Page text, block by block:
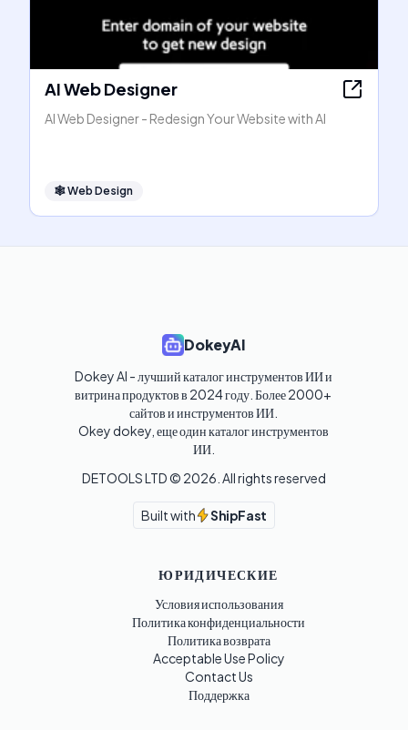
AI Web Designer
AI Web Designer - Redesign Your Website with AI
🕸Web Design
DokeyAI
Dokey AI - лучший каталог инструментов ИИ и
витрина продуктов в 2024 году. Более 2000+
сайтов и инструментов ИИ.
Okey dokey, еще один каталог инструментов
ИИ.
DETOOLS LTD © 2026 . All rights reserved
Built with ShipFast
ЮРИДИЧЕСКИЕ
Условия использования
Политика конфиденциальности
Политика возврата
Acceptable Use Policy
Contact Us
Поддержка